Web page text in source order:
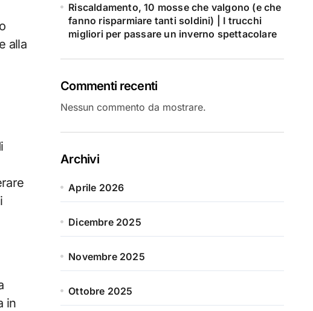
alla
in
Riscaldamento, 10 mosse che valgono (e che
fanno risparmiare tanti soldini) | I trucchi
migliori per passare un inverno spettacolare
Commenti recenti
Nessun commento da mostrare.
Archivi
Aprile 2026
Dicembre 2025
Novembre 2025
Ottobre 2025